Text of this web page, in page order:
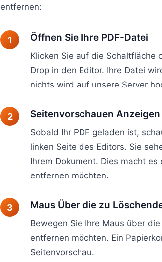
entfernen:
Öffnen Sie Ihre PDF-Datei
Klicken Sie auf die Schaltfläche
Drop in den Editor. Ihre Datei
nichts wird auf unsere Server
Seitenvorschauen Anzeigen
Sobald Ihr PDF geladen ist,
linken Seite des Editors. Sie
Ihrem Dokument. Dies macht
entfernen möchten.
Maus Über die zu
Bewegen Sie Ihre Maus über
entfernen möchten. Ein
Seitenvorschau.